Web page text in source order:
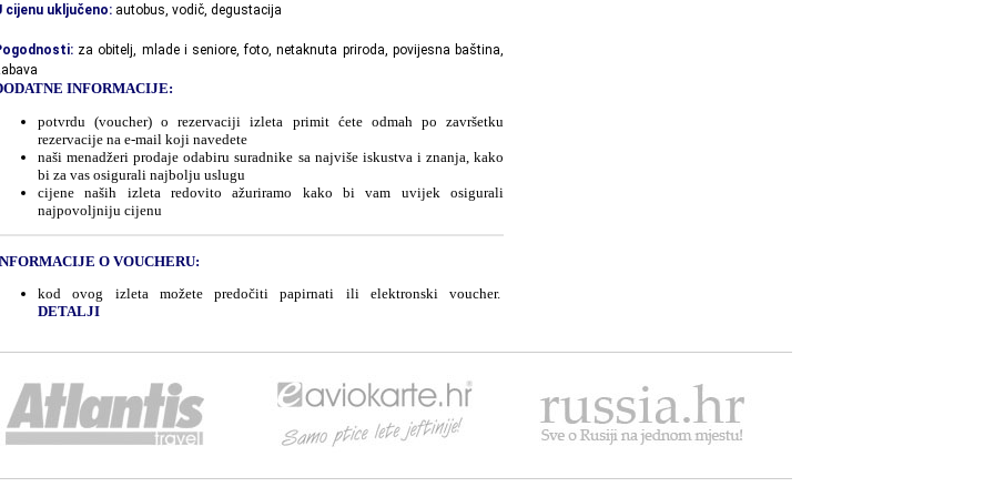
cijenu uključeno: autobus, vodič, degustacija
za obitelj, mlade i seniore, foto, netaknuta priroda, povijesna baština,
INFORMACIJE:
potvrdu (voucher) o rezervaciji izleta primit ćete odmah po završetku
rezervacije na e-mail koji navedete
naši menadžeri prodaje odabiru suradnike sa najviše iskustva i znanja, kako
bi za vas osigurali najbolju uslugu
cijene naših izleta redovito ažuriramo kako bi vam uvijek osigurali
najpovoljniju cijenu
O VOUCHERU:
kod ovog izleta možete predočiti papirnati ili elektronski voucher.
DETALJI